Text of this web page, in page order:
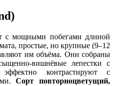
с мощными побегами длиной
простые, но крупные (9–12
им объёма. Они собраны
вишнёвые лепестки с
контрастируют с
Сорт повторноцветущий,